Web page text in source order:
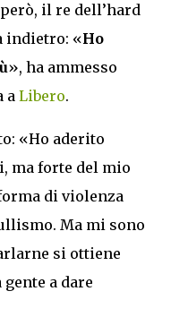
il re dell’hard
indietro: «Ho
», ha ammesso
a Libero.
«Ho aderito
ma forte del mio
di violenza
Ma mi sono
si ottiene
a dare